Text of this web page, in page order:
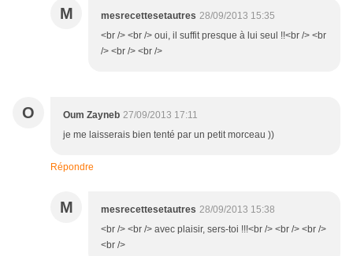
M mesrecettesetautres 28/09/2013 15:35
<br /> <br /> oui, il suffit presque à lui seul !!<br /> <br
/> <br /> <br />
O Oum Zayneb 27/09/2013 17:11
je me laisserais bien tenté par un petit morceau ))
Répondre
M mesrecettesetautres 28/09/2013 15:38
<br /> <br /> avec plaisir, sers-toi !!!<br /> <br /> <br />
<br />